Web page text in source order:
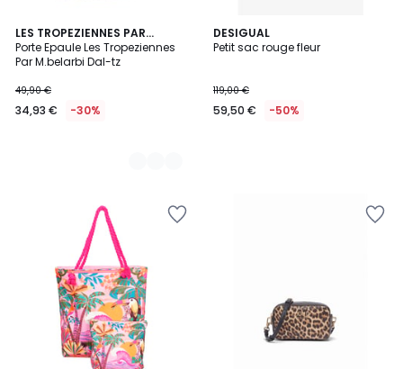
LES TROPEZIENNES PAR
M.BELARBI
Porte Epaule Les Tropeziennes
Par M.belarbi Dal-tz
49,90 €
34,93 € -30%
2
Couleurs
DESIGUAL
Petit sac rouge fleur
119,00 €
59,50 € -50%